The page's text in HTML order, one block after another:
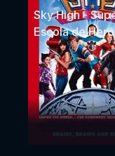
Sky High -
Escola de